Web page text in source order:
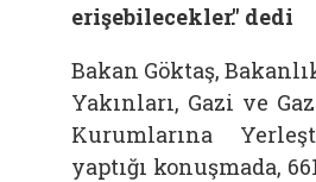
erişebilecekler." dedi
Bakan Göktaş,
Yakınları, Gazi ve
Kurumlarına
yaptığı konuşmada,